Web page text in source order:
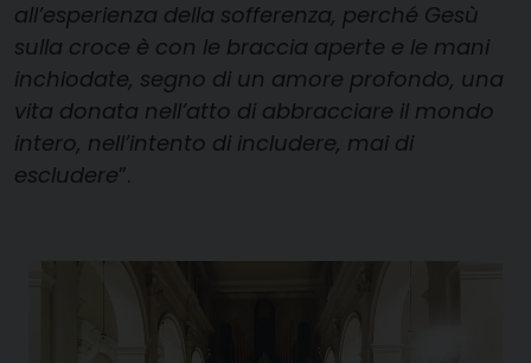
all’esperienza della sofferenza, perché Gesù
sulla croce è con le braccia aperte e le mani
inchiodate, segno di un amore profondo, una
vita donata nell’atto di abbracciare il mondo
intero, nell’intento di includere, mai di
escludere”.